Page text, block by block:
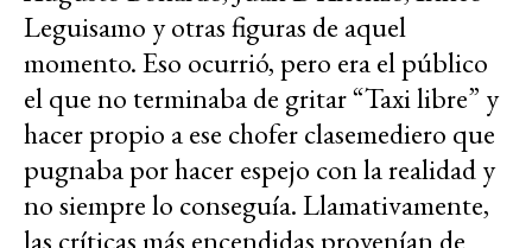
Leguisamo y otras figuras de aquel
momento. Eso ocurrió, pero era el público
el que no terminaba de gritar “Taxi libre” y
hacer propio a ese chofer clasemediero que
pugnaba por hacer espejo con la realidad y
no siempre lo conseguía. Llamativamente,